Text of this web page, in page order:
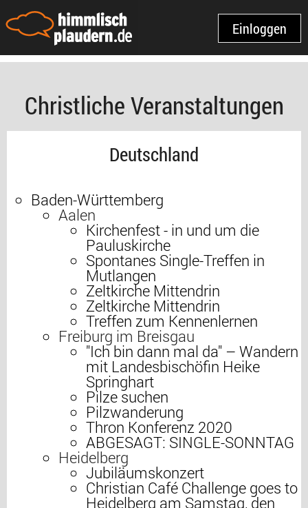
Einloggen
Christliche Veranstaltungen
Deutschland
Baden-Württemberg
Aalen
Kirchenfest - in und um die
Pauluskirche
Spontanes Single-Treffen in
Mutlangen
Zeltkirche Mittendrin
Zeltkirche Mittendrin
Treffen zum Kennenlernen
Freiburg im Breisgau
"Ich bin dann mal da" – Wandern
mit Landesbischöfin Heike
Springhart
Pilze suchen
Pilzwanderung
Thron Konferenz 2020
ABGESAGT: SINGLE-SONNTAG
Heidelberg
Jubiläumskonzert
Christian Café Challenge goes to
Heidelberg am Samstag, den